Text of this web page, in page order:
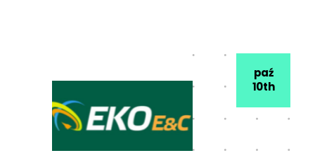
paź
10th